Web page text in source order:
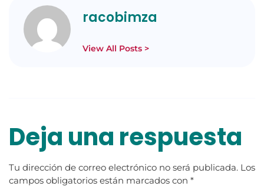
racobimza
View All Posts >
Deja una respuesta
Tu dirección de correo electrónico no será publicada. Los
campos obligatorios están marcados con *